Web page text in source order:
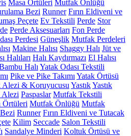
Masa Örtüleri Mutfak Önlüğü
Bezi Runner Fırın Eldiveni ve
Peçete Ev Tekstili Perde Stor
Perde Aksesuarları Fon Perde
Perdesi Güneşlik Mutfak Perdeleri
Makine Halısı Shaggy Halı Jüt ve
Halıları Halı Kaydırmazı El Halısı
Halı Yatak Odası Tekstili
Pike ve Pike Takımı Yatak Örtüsü
Alezi & Koruyucusu YastıkYastık
Alezi Paspaslar Mutfak Tekstili
Örtüleri Mutfak Önlüğü Mutfak
Runner Fırın Eldiveni ve Tutacak
Kilim Seccade Salon Tekstili
Sandalye Minderi Koltuk Örtüsü ve